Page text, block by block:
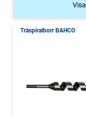
Visa
Träspiralborr BAHCO